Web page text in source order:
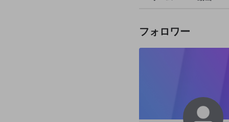
フォロワー